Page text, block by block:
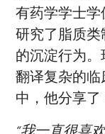
有药学学士
研究了脂质
的沉淀行为
翻译复杂的临
中，他分享了
“我一直很喜